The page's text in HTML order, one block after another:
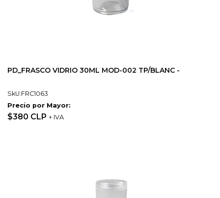
PD_FRASCO VIDRIO 30ML MOD-002 TP/BLANC -
SkU:FRC1063
Precio por Mayor:
$380 CLP + IVA